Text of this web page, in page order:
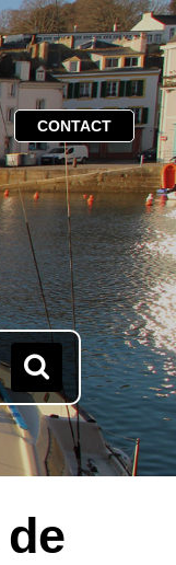
CONTACT